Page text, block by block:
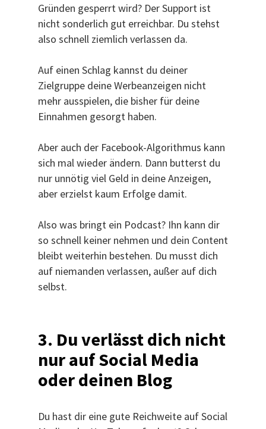
Gründen gesperrt wird? Der Support ist
nicht sonderlich gut erreichbar. Du stehst
also schnell ziemlich verlassen da.
Auf einen Schlag kannst du deiner
Zielgruppe deine Werbeanzeigen nicht
mehr ausspielen, die bisher für deine
Einnahmen gesorgt haben.
Aber auch der Facebook-Algorithmus kann
sich mal wieder ändern. Dann butterst du
nur unnötig viel Geld in deine Anzeigen,
aber erzielst kaum Erfolge damit.
Also was bringt ein Podcast? Ihn kann dir
so schnell keiner nehmen und dein Content
bleibt weiterhin bestehen. Du musst dich
auf niemanden verlassen, außer auf dich
selbst.
3. Du verlässt dich nicht
nur auf Social Media
oder deinen Blog
Du hast dir eine gute Reichweite auf Social